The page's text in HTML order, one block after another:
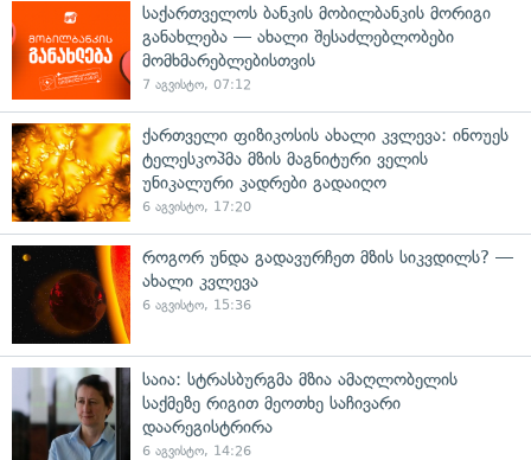
საქართველოს ბანკის მობილბანკის მორიგი
განახლება — ახალი შესაძლებლობები
მომხმარებლებისთვის
7 აგვისტო, 07:12
ქართველი ფიზიკოსის ახალი კვლევა: ინოუეს
ტელესკოპმა მზის მაგნიტური ველის
უნიკალური კადრები გადაიღო
6 აგვისტო, 17:20
როგორ უნდა გადავურჩეთ მზის სიკვდილს? —
ახალი კვლევა
6 აგვისტო, 15:36
საია: სტრასბურგმა მზია ამაღლობელის
საქმეზე რიგით მეოთხე საჩივარი
დაარეგისტრირა
6 აგვისტო, 14:26